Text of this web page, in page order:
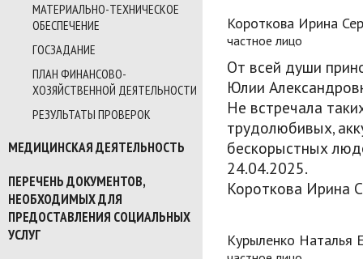
МАТЕРИАЛЬНО-ТЕХНИЧЕСКОЕ
ОБЕСПЕЧЕНИЕ
ГОСЗАДАНИЕ
ПЛАН ФИНАНСОВО-
ХОЗЯЙСТВЕННОЙ ДЕЯТЕЛЬНОСТИ
РЕЗУЛЬТАТЫ ПРОВЕРОК
МЕДИЦИНСКАЯ ДЕЯТЕЛЬНОСТЬ
ПЕРЕЧЕНЬ ДОКУМЕНТОВ,
НЕОБХОДИМЫХ ДЛЯ
ПРЕДОСТАВЛЕНИЯ СОЦИАЛЬНЫХ
УСЛУГ
Короткова Ирина
частное лицо
От всей души
Юлии
Не встречала
трудолюбивых,
бескорыстных
24.04.2025.
Короткова Ирина
Курыленко Наталья